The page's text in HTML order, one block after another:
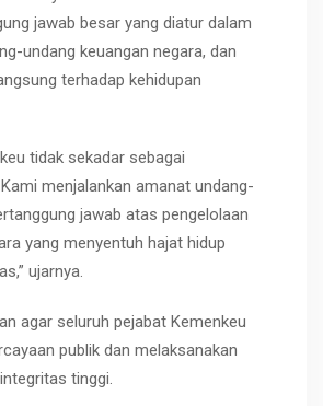
jawab besar yang diatur dalam
undang keuangan negara, dan
terhadap kehidupan
tidak sekadar sebagai
menjalankan amanat undang-
jawab atas pengelolaan
yang menyentuh hajat hidup
ujarnya.
agar seluruh pejabat Kemenkeu
publik dan melaksanakan
tinggi.